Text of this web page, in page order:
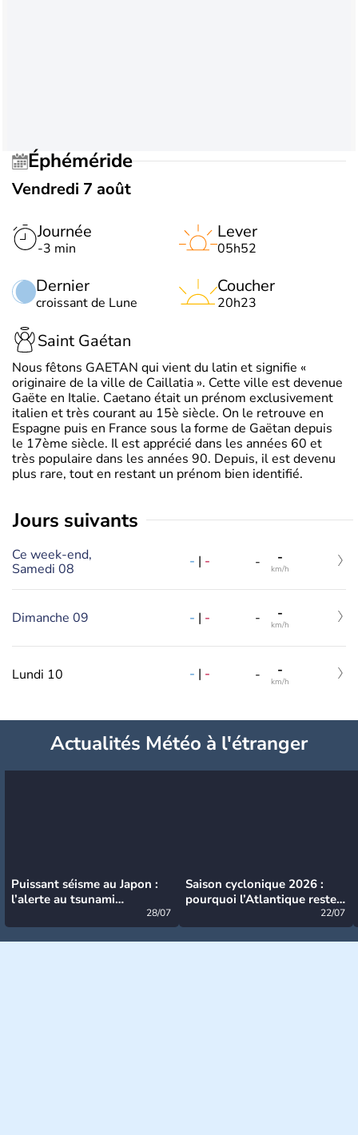
Éphéméride
Vendredi 7 août
Journée
-3 min
Dernier
croissant de Lune
Lever
05h52
Coucher
20h23
Saint Gaétan
Nous fêtons GAETAN qui vient du latin et signifie «
originaire de la ville de Caillatia ». Cette ville est devenue
Gaëte en Italie. Caetano était un prénom exclusivement
italien et très courant au 15è siècle. On le retrouve en
Espagne puis en France sous la forme de Gaëtan depuis
le 17ème siècle. Il est apprécié dans les années 60 et
très populaire dans les années 90. Depuis, il est devenu
plus rare, tout en restant un prénom bien identifié.
jours suivants
Ce week-end,
Samedi 08
- | - - -
km/h
Dimanche 09 - | - - -
km/h
Lundi 10 - | - - -
km/h
Actualités Météo à l'étranger
Puissant séisme au Japon :
l’alerte au tsunami
28/07
Saison cyclonique 2026 :
pourquoi l’Atlantique reste
22/07